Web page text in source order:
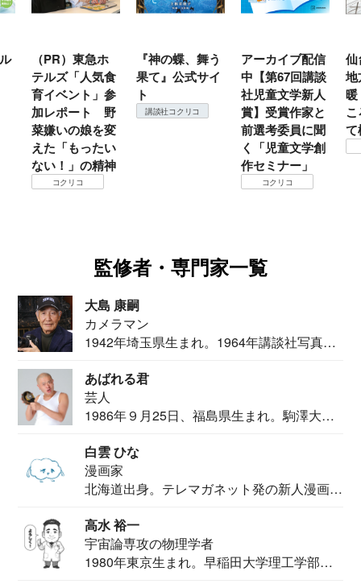
（PR）東急ホ
テルズ「人気食
育イベント」参
加レポート 野
菜嫌いの娘を変
えた「もったい
ない！」の精神
コクリコ
『神の蝶、舞う
果て』公式サイ
ト
講談社コクリコ
アーカイブ配信
中【第67回講談
社児童文学新人
賞】受賞作家と
前選考委員に聞
く「児童文学創
作セミナー」
コクリコ
仙
地
て
監修者・専門家一覧
大島 康嗣
カメラマン
1942年埼玉県生まれ。1964年講談社写真部
あばれる君
芸人
1986年９月25日、福島県生まれ。駒澤大学
白雲 ひな
漫画家
北海道出身。テレマガネット発の新人漫画
高水 裕一
宇宙論専攻の物理学者
1980年東京生まれ。早稲田大学理工学部物